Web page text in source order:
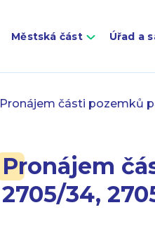
Městská část Úřad a
Pronájem části pozemků
Pronájem
2705/34,